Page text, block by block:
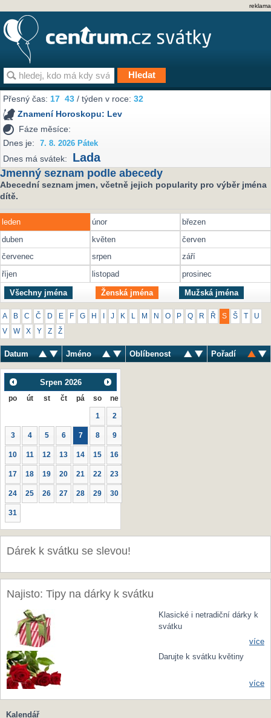
reklama
Přesný čas:17 43 / týden v roce:32
Znamení Horoskopu: Lev
Fáze měsíce:
Dnes je:
7. 8. 2026 Pátek
Dnes má svátek: Lada
Jmenný seznam podle abecedy
Abecední seznam jmen, včetně jejich popularity pro výběr jména
dítě.
leden únor
březen
duben
květen
červen
červenec
srpen
září
říjen
listopad prosinec
Všechny jména Ženská jména Mužská jména
A B C Č D E F G H J K M N O P Q R Ř S Š U
V W X Y Z Ž
Datum Jméno Oblíbenost Pořadí
Srpen 2026
po út st čt pá so ne
1 2
3 4 5 6 7 8 9
10 11 12 13 14 15 16
17 18 19 20 21 22 23
24 25 26 27 28 29 30
31
Dárek k svátku se slevou!
Najisto: Tipy na dárky k svátku
Klasické i netradiční dárky k
svátku
více
Darujte k svátku květiny
více
Kalendář